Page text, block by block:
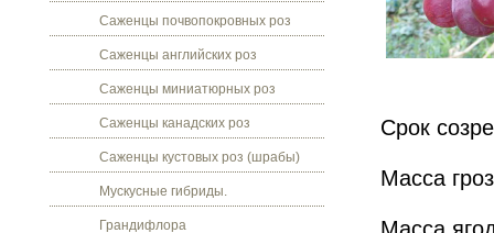
Саженцы почвопокровных роз
Саженцы английских роз
Саженцы миниатюрных роз
Саженцы канадских роз
Саженцы кустовых роз (шрабы)
Мускусные гибриды.
Грандифлора
Срок
Масса